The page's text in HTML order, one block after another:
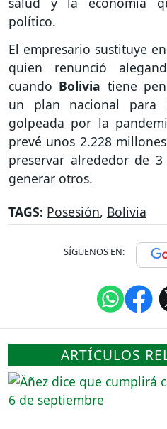
político.
El empresario sustituye
quien renunció
cuando Bolivia tiene
un plan nacional para
golpeada por la
prevé unos 2.228
preservar alrededor de
generar otros.
TAGS: Posesión, Bolivia
SÍGUENOS EN:
ARTÍCULOS